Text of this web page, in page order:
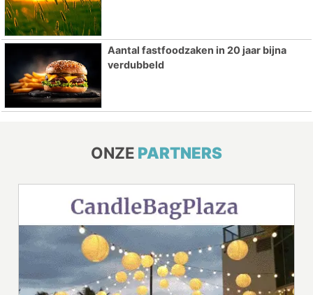
Aantal fastfoodzaken in 20 jaar bijna
verdubbeld
ONZE PARTNERS